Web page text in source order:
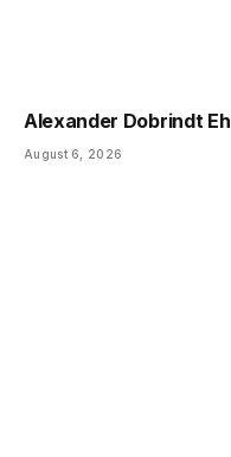
Alexander Dobrindt
August 6, 2026